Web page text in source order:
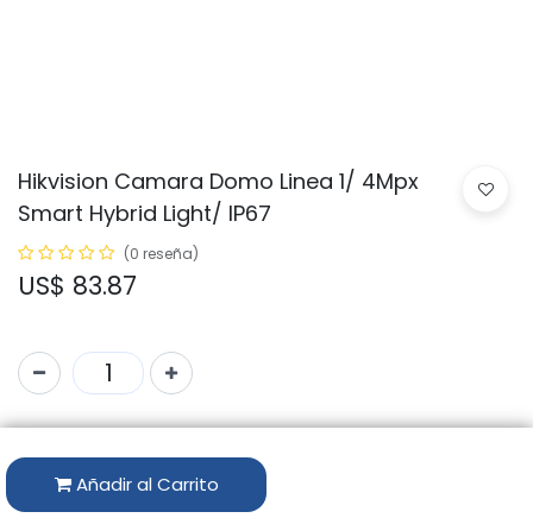
Hikvision Camara Domo Linea 1/ 4Mpx
Smart Hybrid Light/ IP67
(0 reseña)
US$ 83.87
Añadir al Carrito
Código:
Disponibilidad por Almacén